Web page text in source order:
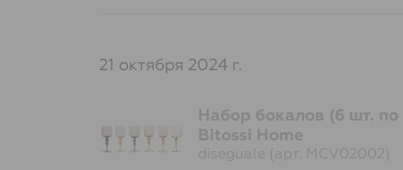
21 октября 2024 г.
Набор бокалов (6 шт. по
Bitossi Home
diseguale (арт. MCV02002)